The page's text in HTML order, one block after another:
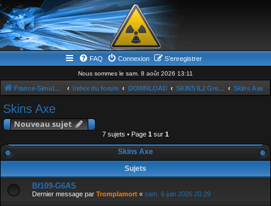
FAQ Connexion S’enregistrer
Nous sommes le sam. 8 août 2026 13:11
France-Simulation / Simulation-france-magazine.com Index du forum DOWNLOAD SKINS IL2 Great Baattle Skins Axe
Skins Axe
Nouveau sujet
7 sujets • Page 1 sur 1
Skins Axe
Sujets
Bf109-G6AS
Dernier message par Tromplamort « sam. 6 juin 2026 20:29